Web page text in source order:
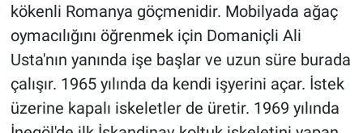
kökenli Romanya göçmenidir. Mobilyada ağaç
oymacılığını öğrenmek için Domaniçli Ali
Usta'nın yanında işe başlar ve uzun süre burada
çalışır. 1965 yılında da kendi işyerini açar. İstek
üzerine kapalı iskeletler de üretir. 1969 yılında